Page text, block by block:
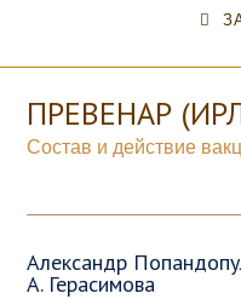
ПРЕВЕНАР
Состав и действие
Александр
А. Герасимова